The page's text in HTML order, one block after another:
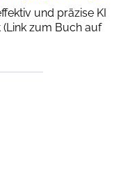
und präzise KI
zum Buch auf